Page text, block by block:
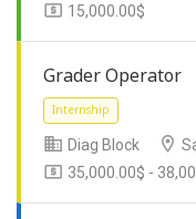
Full Time
15,000.00$
Grader Operator
Diag Block
35,000.00$ -